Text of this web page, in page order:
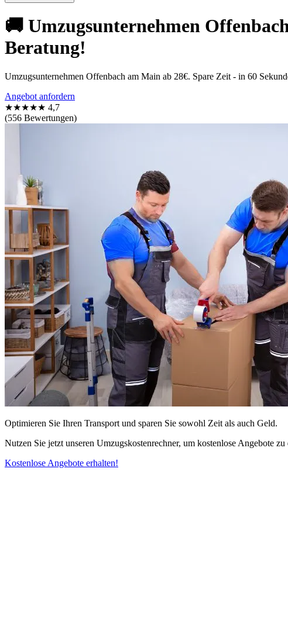
🚚 Umzugsunternehmen
Beratung!
Umzugsunternehmen Offenbach am Main ab 28€. Spare Zeit - in 60
Angebot anfordern
★★★★★ 4,7
(556 Bewertungen)
Optimieren Sie Ihren Transport und sparen Sie sowohl Zeit als auch Geld.
Nutzen Sie jetzt unseren Umzugskostenrechner, um kostenlose Angebote zu
Kostenlose Angebote erhalten!